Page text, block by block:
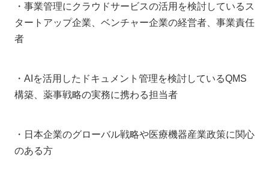
閉じる
・事業管理にクラウドサービスの活用を検討しているス
タートアップ企業、ベンチャー企業の経営者、事業責任
者
・AIを活用したドキュメント管理を検討しているQMS
構築、薬事戦略の実務に携わる担当者
・日本企業のグローバル戦略や医療機器産業政策に関心
のある方